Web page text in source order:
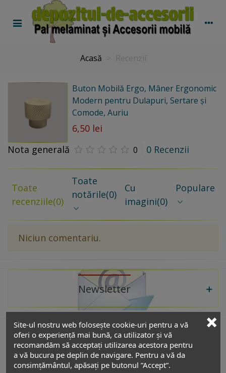
Acasă
Buton Mobilă Ergo, Mâner Ergonomic
Modern pentru Dulapuri, Sertare și
Comode, Auriu
6,50 lei
Nota generală
0 0 Recenzii
Toate
recenziile(0)
Toate
notările(0)
Cu
imagini(0)
Populare
Niciun comentariu.
Site-ul nostru web folosește cookie-uri pentru a vă
oferi o experiență mai bună, ca utilizator și vă
recomandăm să acceptați utilizarea acestora pentru
a vă bucura pe deplin de navigare. Pentru a vă da
consimțământul, apăsați pe butonul ”Accept”.
Newsletter
De interes